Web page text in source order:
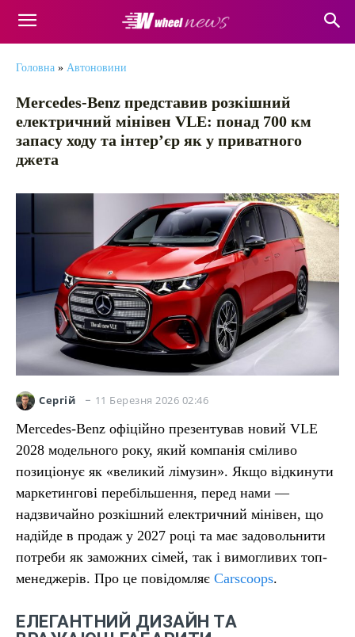
Головна » Автоновини
Mercedes-Benz представив розкішний
електричний мінівен VLE: понад 700 км
запасу ходу та інтер’єр як у приватного
джета
Сергій 11 Березня 2026 02:46
Mercedes-Benz офіційно презентував новий VLE
2028 модельного року, який компанія сміливо
позиціонує як «великий лімузин». Якщо відкинути
маркетингові перебільшення, перед нами —
надзвичайно розкішний електричний мінівен, що
надійде в продаж у 2027 році та має задовольнити
потреби як заможних сімей, так і вимогливих топ-
менеджерів. Про це повідомляє Carscoops.
ЕЛЕГАНТНИЙ ДИЗАЙН ТА